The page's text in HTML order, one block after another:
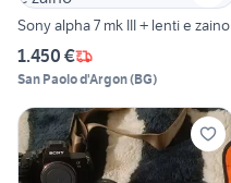
Sony alpha 7 mk III + lenti e zaino
1.450 €
San Paolo d'Argon(BG)